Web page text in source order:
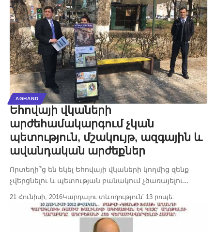
AGHAND
Եհովայի վկաների
արժեհամակարգում չկան
պետություն, մշակույթ, ազգային և
ավանդական արժեքներ
Որտեղի՞ց են եկել Եհովայի վկաների կողմից զենք
չվերցնելու և պետության բանակում չծառայելու…
21 Հունիսի, 2016Կարդալու տևողություն՝ 13 րոպե: